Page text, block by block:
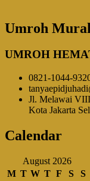
Umroh
UMROH
0821-1044-
Jl. Melawai
Kota Jakarta
Calendar
August 2026
M T W T F S
S